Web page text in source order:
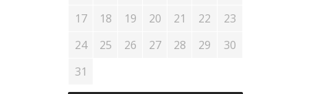
17
18 19 20 21 22
23
24
25 26 27 28 29
30
31